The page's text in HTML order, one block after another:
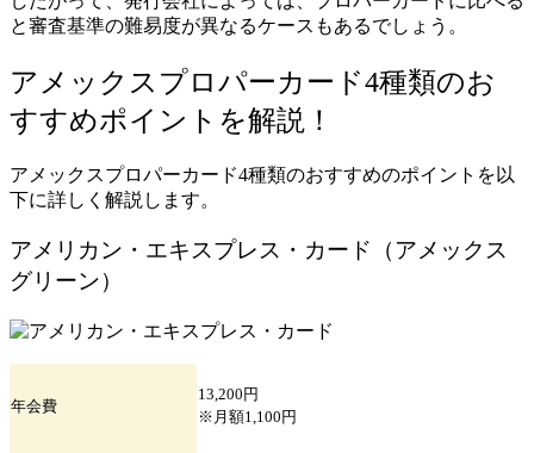
と審査基準の難易度が異なるケースもあるでしょう。
アメックスプロパーカード4種類のお
すすめポイントを解説！
アメックスプロパーカード4種類のおすすめのポイントを以
下に詳しく解説します。
アメリカン・エキスプレス・カード（アメックス
グリーン）
年会費
13,200円
※月額1,100円